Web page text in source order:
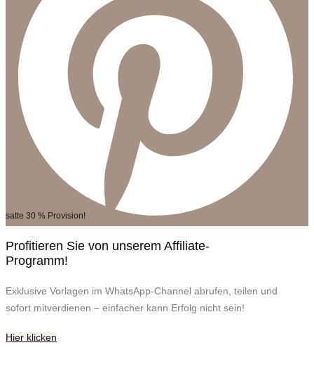
satte 30 % Provision!
Profitieren Sie von unserem Affiliate-
Programm!
Exklusive Vorlagen im WhatsApp-Channel abrufen, teilen und
sofort mitverdienen – einfacher kann Erfolg nicht sein!
Hier klicken